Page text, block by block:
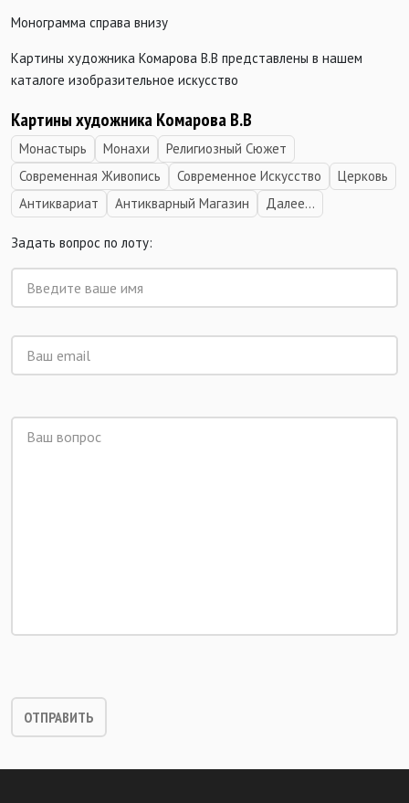
Монограмма справа внизу
Картины художника Комарова В.В представлены в нашем
каталоге изобразительное искусство
Картины художника Комарова В.В
Монастырь Монахи
Религиозный Сюжет
Современная Живопись
Современное Искусство
Церковь
Антиквариат
Антикварный Магазин Далее...
Задать вопрос по лоту: